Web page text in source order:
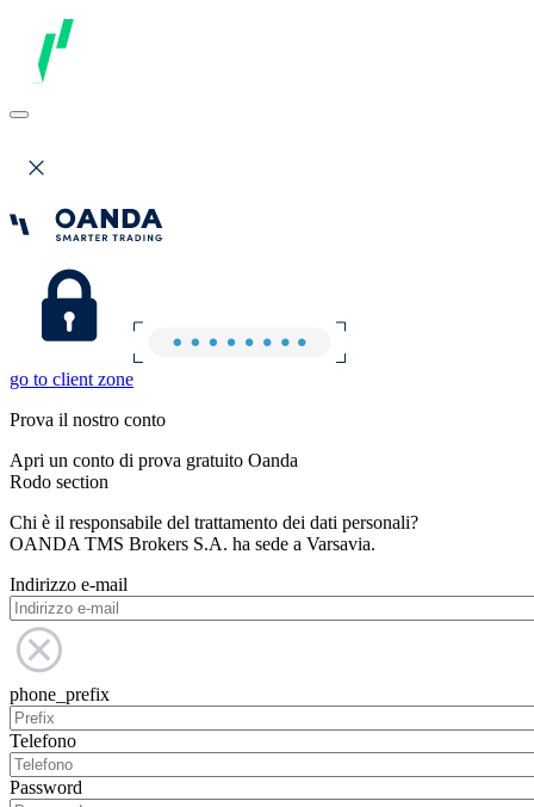
go to client zone
Prova il nostro conto
Apri un conto di prova gratuito Oanda
Rodo section
Chi è il responsabile del trattamento dei dati personali?
OANDA TMS Brokers S.A. ha sede a Varsavia.
Indirizzo e-mail
phone_prefix
Telefono
Password